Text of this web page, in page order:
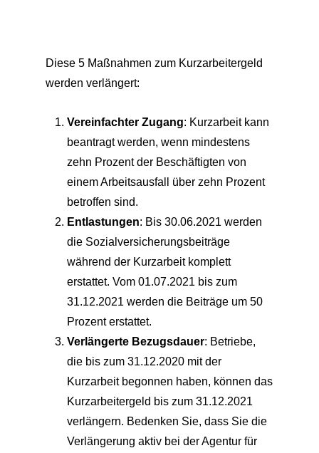
Diese 5 Maßnahmen zum Kurzarbeitergeld
werden verlängert:
Vereinfachter Zugang: Kurzarbeit kann
beantragt werden, wenn mindestens
zehn Prozent der Beschäftigten von
einem Arbeitsausfall über zehn Prozent
betroffen sind.
Entlastungen: Bis 30.06.2021 werden
die Sozialversicherungsbeiträge
während der Kurzarbeit komplett
erstattet. Vom 01.07.2021 bis zum
31.12.2021 werden die Beiträge um 50
Prozent erstattet.
Verlängerte Bezugsdauer: Betriebe,
die bis zum 31.12.2020 mit der
Kurzarbeit begonnen haben, können das
Kurzarbeitergeld bis zum 31.12.2021
verlängern. Bedenken Sie, dass Sie die
Verlängerung aktiv bei der Agentur für